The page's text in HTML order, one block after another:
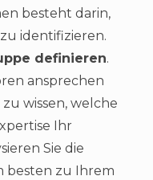
besteht darin,
identifizieren.
definieren.
ansprechen
wissen, welche
Ihr
Sie die
besten zu Ihrem